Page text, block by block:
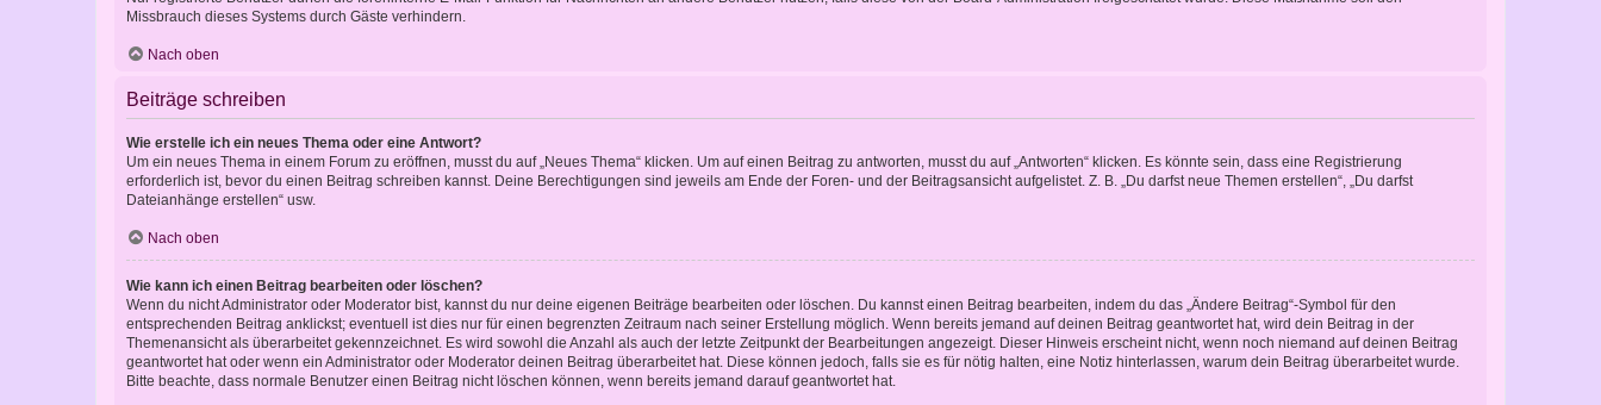
Missbrauch dieses Systems durch Gäste verhindern.
Nach oben
Beiträge schreiben
Wie erstelle ich ein neues Thema oder eine Antwort?
Um ein neues Thema in einem Forum zu eröffnen, musst du auf „Neues Thema“ klicken. Um auf einen Beitrag zu antworten, musst du auf „Antworten“ klicken. Es könnte sein, dass eine Registrierung
erforderlich ist, bevor du einen Beitrag schreiben kannst. Deine Berechtigungen sind jeweils am Ende der Foren- und der Beitragsansicht aufgelistet. Z. B. „Du darfst neue Themen erstellen“, „Du darfst
Dateianhänge erstellen“ usw.
Nach oben
Wie kann ich einen Beitrag bearbeiten oder löschen?
Wenn du nicht Administrator oder Moderator bist, kannst du nur deine eigenen Beiträge bearbeiten oder löschen. Du kannst einen Beitrag bearbeiten, indem du das „Ändere Beitrag“-Symbol für den
entsprechenden Beitrag anklickst; eventuell ist dies nur für einen begrenzten Zeitraum nach seiner Erstellung möglich. Wenn bereits jemand auf deinen Beitrag geantwortet hat, wird dein Beitrag in der
Themenansicht als überarbeitet gekennzeichnet. Es wird sowohl die Anzahl als auch der letzte Zeitpunkt der Bearbeitungen angezeigt. Dieser Hinweis erscheint nicht, wenn noch niemand auf deinen Beitrag
geantwortet hat oder wenn ein Administrator oder Moderator deinen Beitrag überarbeitet hat. Diese können jedoch, falls sie es für nötig halten, eine Notiz hinterlassen, warum dein Beitrag überarbeitet wurde.
Bitte beachte, dass normale Benutzer einen Beitrag nicht löschen können, wenn bereits jemand darauf geantwortet hat.